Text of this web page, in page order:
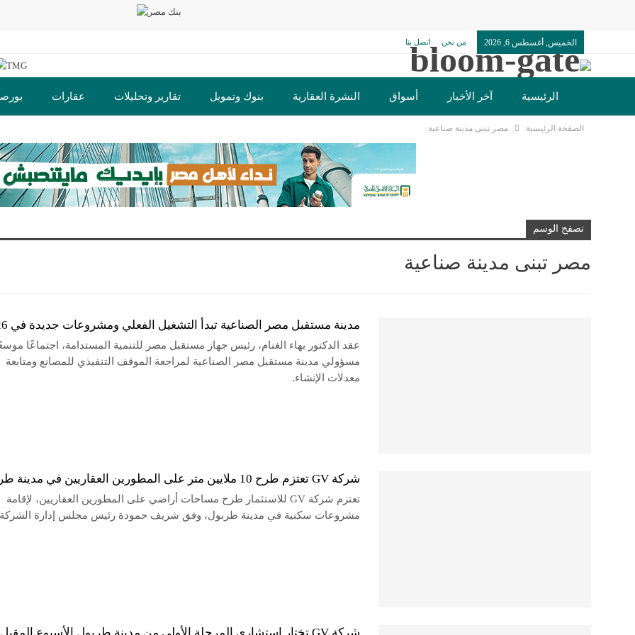
الخميس, أغسطس 6, 2026 من نحن اتصل بنا
الرئيسية آخر الأخبار أسواق النشرة العقارية بنوك وتمويل تقارير وتحليلات عقارات
الصفحة الرئيسية مصر تبنى مدينة صناعية
تصفح الوسم
مصر تبنى مدينة صناعية
مدينة مستقبل مصر الصناعية تبدأ التشغيل الفعلي ومشروعات جديدة في 2026
عقد الدكتور بهاء الغنام، رئيس جهاز مستقبل مصر للتنمية المستدامة، اجتماعًا
مسؤولي مدينة مستقبل مصر الصناعية لمراجعة الموقف التنفيذي للمصانع ومتابعة
معدلات الإنشاء.
شركة GV تعتزم طرح 10 ملايين متر على المطورين العقاريين في مدينة طربول
تعتزم شركة GV للاستثمار طرح مساحات أراضي على المطورين العقاريين، لإقامة
مشروعات سكنية في مدينة طربول، وفق شريف حمودة رئيس مجلس إدارة الشركة